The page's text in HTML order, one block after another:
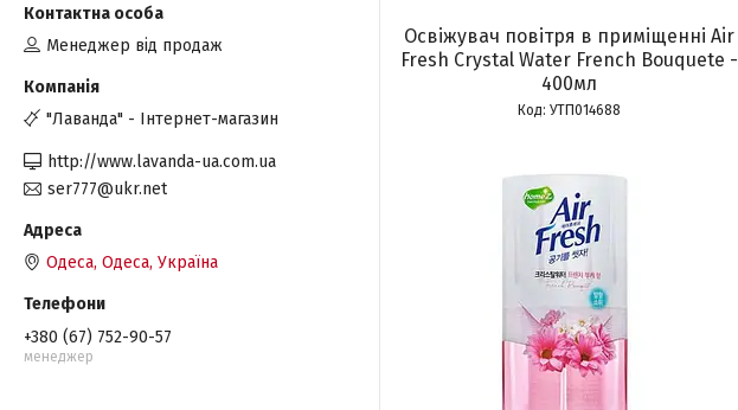
Освіжувач повітря в приміщенні Air
Fresh Crystal Water French Bouquete -
400мл
УТП014688
Менеджер від продаж
"Лаванда" - Інтернет-магазин
http://www.lavanda-ua.com.ua
ser777@ukr.net
Одеса, Одеса, Україна
+380 (67) 752-90-57
менеджер